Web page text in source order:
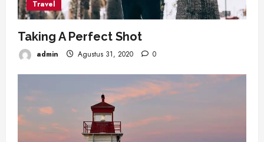
Travel
Taking A Perfect Shot
admin Agustus 31, 2020 0